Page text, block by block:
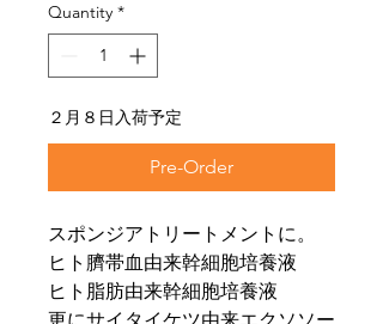
Quantity *
２月８日入荷予定
Pre-Order
スポンジアトリートメントに。
ヒト臍帯血由来幹細胞培養液
ヒト脂肪由来幹細胞培養液